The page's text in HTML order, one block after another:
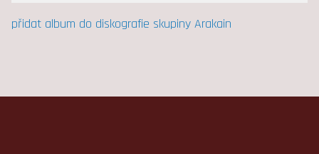
přidat album do diskografie skupiny Arakain